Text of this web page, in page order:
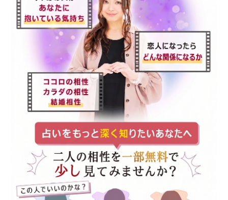
紫月香帆
独自に研究を重ねた
風水で、相談者を開
運へと導きます
ﾐｼｪﾙ・ﾒｲ・美菜子
占星術と心理学の確
かな実力で悩みの解
決に貢献します。
銀座の母
厳しくも暖かい鑑定
で、相談者を真っ直
ぐに導きます。